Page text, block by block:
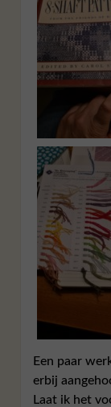
Een paar
erbij
Laat ik het